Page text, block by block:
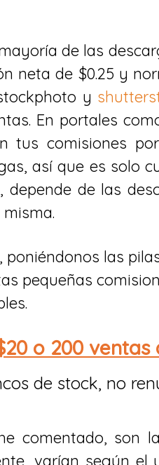
de las
neta de $0.25 y
y
En portales
tus comisiones
así que es solo
de las
poniéndonos las
pequeñas
o 200 ventas
de stock, no
comentado, son
varían según el